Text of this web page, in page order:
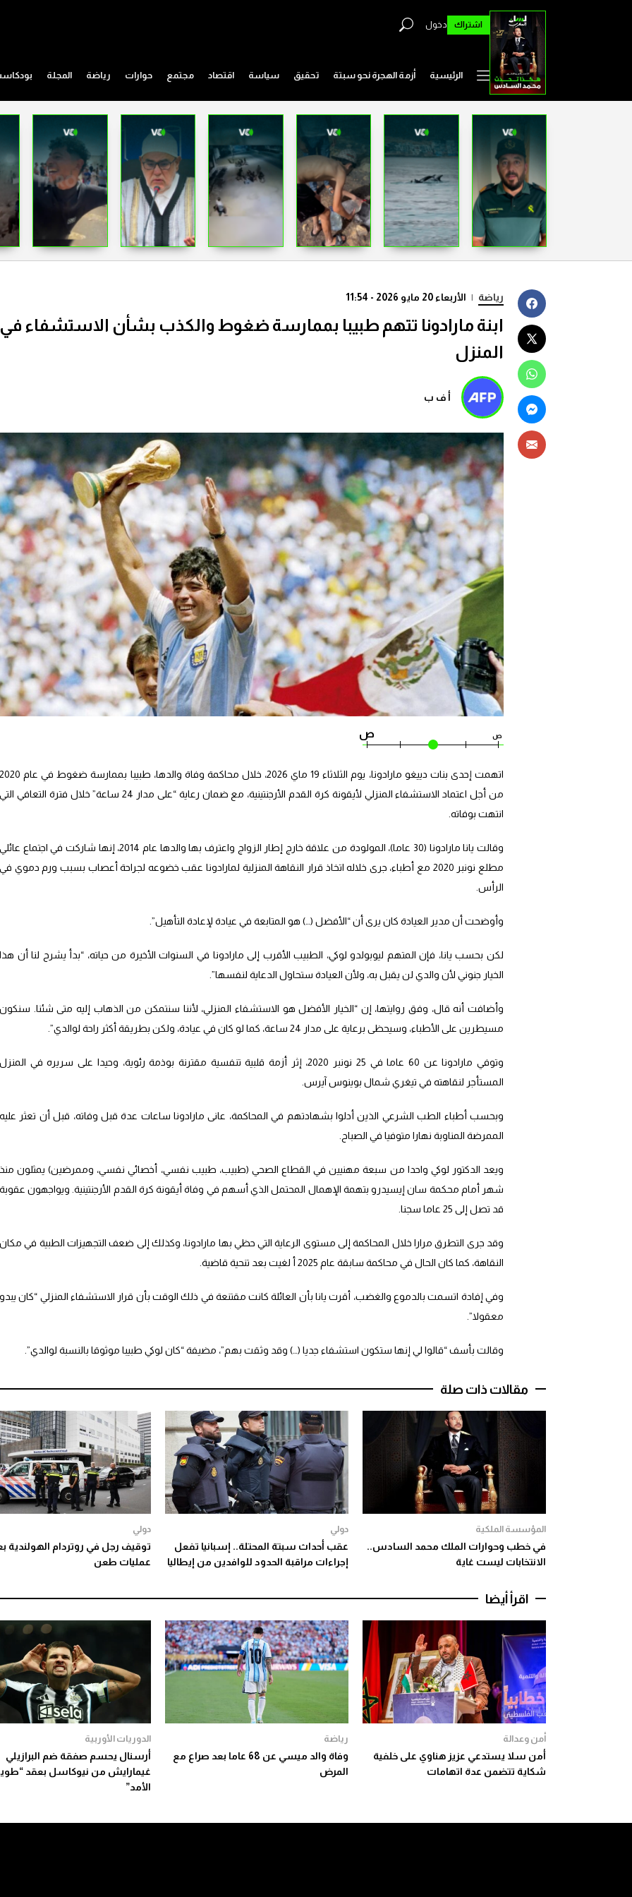
اشتراك دخول
الرئيسية أزمة الهجرة نحو سبتة تحقيق سياسة اقتصاد مجتمع حوارات رياضة المجلة
رياضة | الأربعاء 20 مايو 2026 - 11:54
ابنة مارادونا تتهم طبيبا بممارسة ضغوط والكذب بشأن الاستشفاء في
المنزل
أ ف ب
ص ص
اتهمت إحدى بنات دييغو مارادونا، يوم الثلاثاء 19 ماي 2026، خلال محاكمة وفاة والدها، طبيبا بممارسة ضغوط في عام 2020
من أجل اعتماد الاستشفاء المنزلي لأيقونة كرة القدم الأرجنتينية، مع ضمان رعاية “على مدار 24 ساعة” خلال فترة التعافي التي
انتهت بوفاته.
وقالت يانا مارادونا (30 عاما)، المولودة من علاقة خارج إطار الزواج واعترف بها والدها عام 2014، إنها شاركت في اجتماع عائلي
مطلع نونبر 2020 مع أطباء، جرى خلاله اتخاذ قرار النقاهة المنزلية لمارادونا عقب خضوعه لجراحة أعصاب بسبب ورم دموي في
الرأس.
وأوضحت أن مدير العيادة كان يرى أن “الأفضل (…) هو المتابعة في عيادة لإعادة التأهيل”.
لكن بحسب يانا، فإن المتهم ليوبولدو لوكي، الطبيب الأقرب إلى مارادونا في السنوات الأخيرة من حياته، “بدأ يشرح لنا أن هذا
الخيار جنوني لأن والدي لن يقبل به، ولأن العيادة ستحاول الدعاية لنفسها”.
وأضافت أنه قال، وفق روايتها، إن “الخيار الأفضل هو الاستشفاء المنزلي، لأننا سنتمكن من الذهاب إليه متى شئنا. سنكون
مسيطرين على الأطباء، وسيحظى برعاية على مدار 24 ساعة، كما لو كان في عيادة، ولكن بطريقة أكثر راحة لوالدي”.
وتوفي مارادونا عن 60 عاما في 25 نونبر 2020، إثر أزمة قلبية تنفسية مقترنة بوذمة رئوية، وحيدا على سريره في المنزل
المستأجر لنقاهته في تيغري شمال بوينوس آيرس.
وبحسب أطباء الطب الشرعي الذين أدلوا بشهادتهم في المحاكمة، عانى مارادونا ساعات عدة قبل وفاته، قبل أن تعثر عليه
الممرضة المناوبة نهارا متوفيا في الصباح.
ويعد الدكتور لوكي واحدا من سبعة مهنيين في القطاع الصحي (طبيب، طبيب نفسي، أخصائي نفسي، وممرضين) يمثلون منذ
شهر أمام محكمة سان إيسيدرو بتهمة الإهمال المحتمل الذي أسهم في وفاة أيقونة كرة القدم الأرجنتينية. ويواجهون عقوبة
قد تصل إلى 25 عاما سجنا.
وقد جرى التطرق مرارا خلال المحاكمة إلى مستوى الرعاية التي حظي بها مارادونا، وكذلك إلى ضعف التجهيزات الطبية في مكان
النقاهة، كما كان الحال في محاكمة سابقة عام 2025 أ لغيت بعد تنحية قاضية.
وفي إفادة اتسمت بالدموع والغضب، أقرت يانا بأن العائلة كانت مقتنعة في ذلك الوقت بأن قرار الاستشفاء المنزلي “كان يبدو
معقولا”.
وقالت بأسف “قالوا لي إنها ستكون استشفاء جديا (…) وقد وثقت بهم”، مضيفة “كان لوكي طبيبا موثوقا بالنسبة لوالدي”.
مقالات ذات صلة
المؤسسة الملكية
في خطب وحوارات الملك محمد السادس..
الانتخابات ليست غاية
دولي
عقب أحداث سبتة المحتلة.. إسبانيا تفعل
إجراءات مراقبة الحدود للوافدين من إيطاليا
دولي
توقيف رجل في روتردام الهولندية
عمليات طعن
اقرأ أيضا
أمن وعدالة
أمن سلا يستدعي عزيز هناوي على خلفية
شكاية تتضمن عدة اتهامات
رياضة
وفاة والد ميسي عن 68 عاما بعد صراع مع
المرض
الدوريات الأوربية
أرسنال يحسم صفقة ضم البرازيلي
غيمارايش من نيوكاسل بعقد
الأمد”